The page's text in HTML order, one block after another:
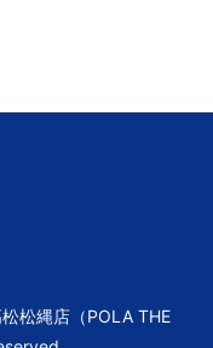
松縄店（POLA THE